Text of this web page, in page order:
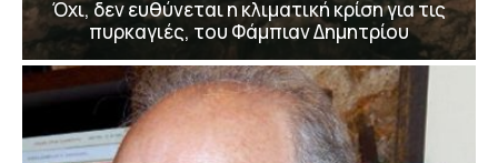
Όχι, δεν ευθύνεται η κλιματική κρίση για τις
πυρκαγιές, του Φάμπιαν Δημητρίου